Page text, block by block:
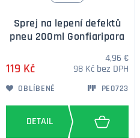
Sprej na lepení defektů
pneu 200ml Gonfiaripara
119 Kč
4,96 €
98 Kč bez DPH
OBLÍBENÉ PE0723